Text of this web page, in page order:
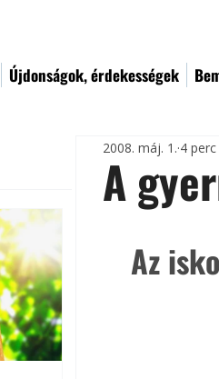
Újdonságok, érdekességek
A
2008. máj. 1. 4
Az